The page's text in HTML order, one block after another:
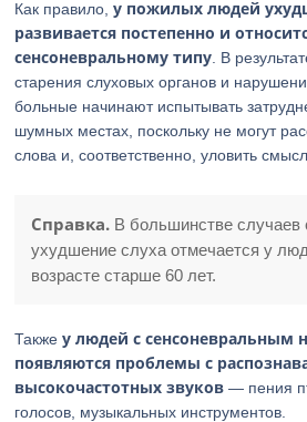
Как правило,у пожилых людей
развивается постепенно и
сенсоневральному типу . В
старения слуховых органов и
больные начинают испытывать
шумных местах, поскольку не могут
слова и, соответственно, уловить смысл
Справка. В большинстве случаев
ухудшение слуха отмечается у
возрасте старше 60 лет.
Такжеу людей с сенсоневральным
появляются проблемы с
высокочастотных звуков — пения
голосов, музыкальных инструментов.